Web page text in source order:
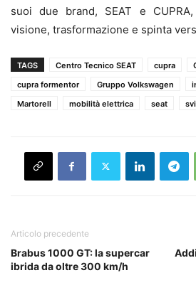
suoi due brand, SEAT e
visione, trasformazione e spinta
TAGS Centro Tecnico SEAT cupra
cupra formentor
Gruppo Volkswagen
Martorell
mobilità elettrica seat
Articolo precedente
Brabus 1000 GT: la supercar
ibrida da oltre 300 km/h